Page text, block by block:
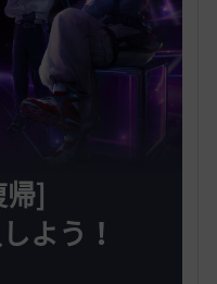
]
よう！